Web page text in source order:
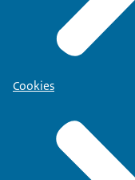
Cookies